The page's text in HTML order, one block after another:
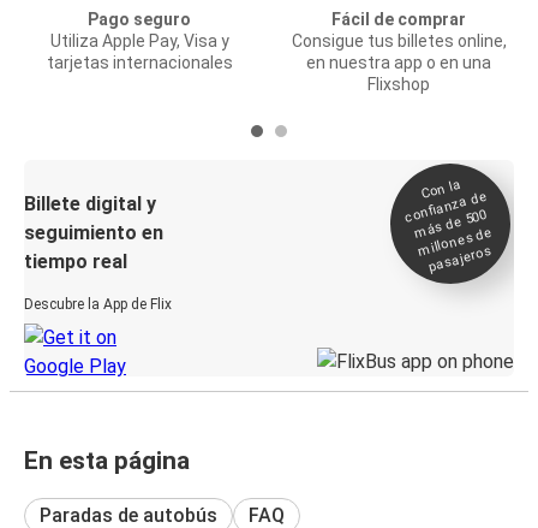
Pago seguro
Utiliza Apple Pay, Visa y
tarjetas internacionales
Fácil de comprar
Consigue tus billetes online,
en nuestra app o en una
Flixshop
Billete digital y
seguimiento en
tiempo real
Descubre la App de Flix
Con la
confianza de
más de 500
millones de
pasajeros
En esta página
Paradas de autobús FAQ